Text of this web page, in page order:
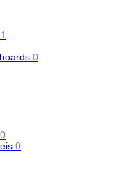
1
0
0
0